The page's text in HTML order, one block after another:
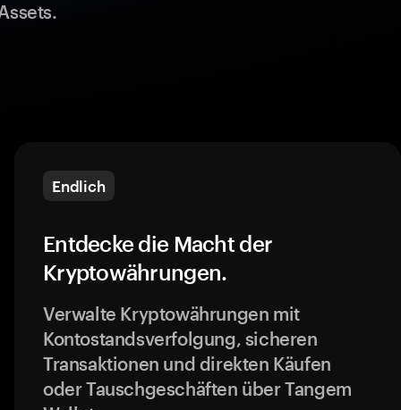
Endlich
Entdecke die Macht der
Kryptowährungen.
Verwalte Kryptowährungen mit
Kontostandsverfolgung, sicheren
Transaktionen und direkten Käufen
oder Tauschgeschäften über Tangem